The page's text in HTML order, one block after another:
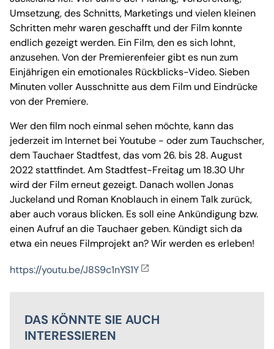
Umsetzung, des Schnitts, Marketings und vielen kleinen
Schritten mehr waren geschafft und der Film konnte
endlich gezeigt werden. Ein Film, den es sich lohnt,
anzusehen. Von der Premierenfeier gibt es nun zum
Einjährigen ein emotionales Rückblicks-Video. Sieben
Minuten voller Ausschnitte aus dem Film und Eindrücke
von der Premiere.
Wer den film noch einmal sehen möchte, kann das
jederzeit im Internet bei Youtube - oder zum Tauchscher,
dem Tauchaer Stadtfest, das vom 26. bis 28. August
2022 stattfindet. Am Stadtfest-Freitag um 18.30 Uhr
wird der Film erneut gezeigt. Danach wollen Jonas
Juckeland und Roman Knoblauch in einem Talk zurück,
aber auch voraus blicken. Es soll eine Ankündigung bzw.
einen Aufruf an die Tauchaer geben. Kündigt sich da
etwa ein neues Filmprojekt an? Wir werden es erleben!
https://youtu.be/J8S9c1nYS1Y
DAS KÖNNTE SIE AUCH
INTERESSIEREN